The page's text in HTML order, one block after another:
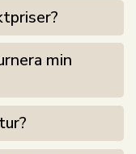
Matlådor.
min